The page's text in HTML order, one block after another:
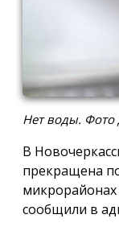
Нет воды. Фото
В
прекращена
сообщили в